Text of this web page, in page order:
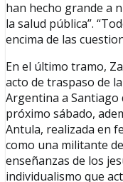
han hecho grande a
la salud pública”.
encima de las
En el último tramo,
acto de traspaso de
Argentina a Santiago
próximo sábado,
Antula, realizada en
como una militante
enseñanzas de los
individualismo que